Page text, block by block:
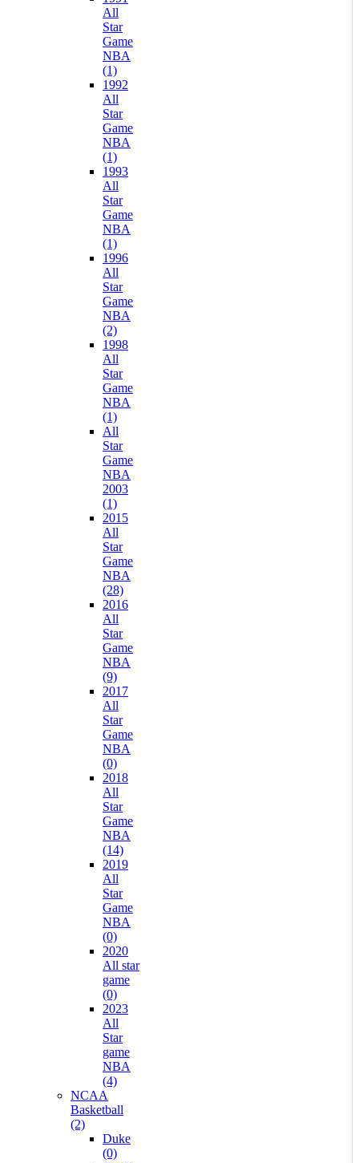
All
Star
Game
NBA
(1)
1992
All
Star
Game
NBA
(1)
1993
All
Star
Game
NBA
(1)
1996
All
Star
Game
NBA
(2)
1998
All
Star
Game
NBA
(1)
All
Star
Game
NBA
2003
(1)
2015
All
Star
Game
NBA
(28)
2016
All
Star
Game
NBA
(9)
2017
All
Star
Game
NBA
(0)
2018
All
Star
Game
NBA
(14)
2019
All
Star
Game
NBA
(0)
2020
All star
game
(0)
2023
All
Star
game
NBA
(4)
NCAA
Basketball
(2)
Duke
(0)